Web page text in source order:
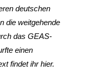
deutschen
die weitgehende
das GEAS-
einen
findet ihr hier.